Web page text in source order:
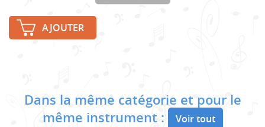
AJOUTER
Dans la même catégorie et pour le
même instrument :
Voir tout